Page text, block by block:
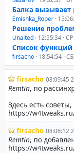
Балка вызывает
Emishka_Roper ·
Решение
Unaited · 12:55:34 ·
Список
firsacho · 18:54:54 ·